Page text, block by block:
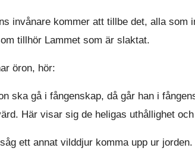
invånare kommer att tillbe det, alla
tillhör Lammet som är slaktat.
öron, hör:
ska gå i fångenskap, då går han i
Här visar sig de heligas uthållighet
ett annat vilddjur komma upp ur